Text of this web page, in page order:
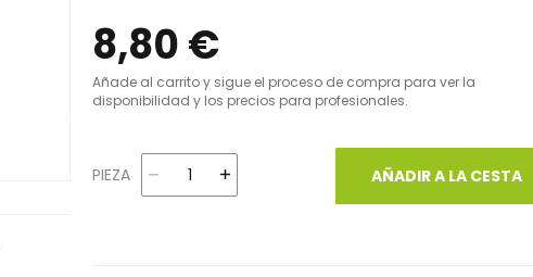
8,80 €
Añade al carrito y sigue el proceso de compra para ver la
disponibilidad y los precios para profesionales.
PIEZA AÑADIR A LA CESTA